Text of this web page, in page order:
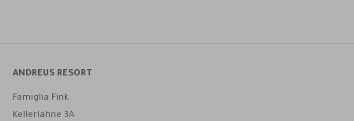
ANDREUS RESORT
Famiglia Fink
Kellerlahne 3A